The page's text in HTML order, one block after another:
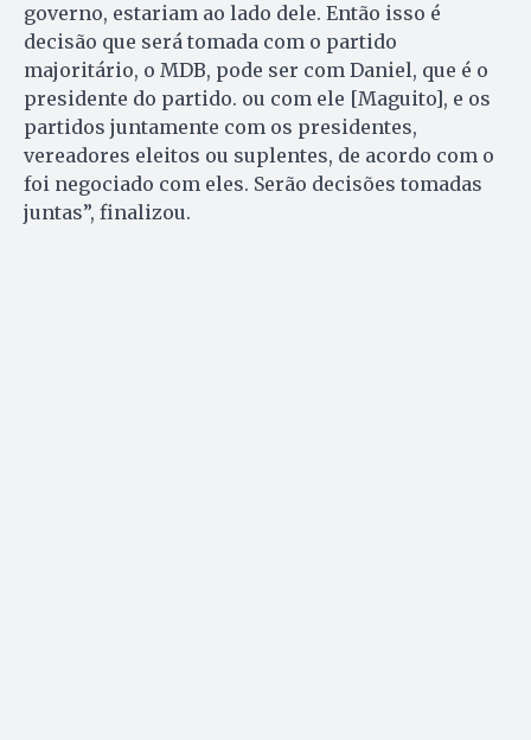
governo, estariam ao lado dele. Então isso é
decisão que será tomada com o partido
majoritário, o MDB, pode ser com Daniel, que é o
presidente do partido. ou com ele [Maguito], e os
partidos juntamente com os presidentes,
vereadores eleitos ou suplentes, de acordo com o
foi negociado com eles. Serão decisões tomadas
juntas”, finalizou.